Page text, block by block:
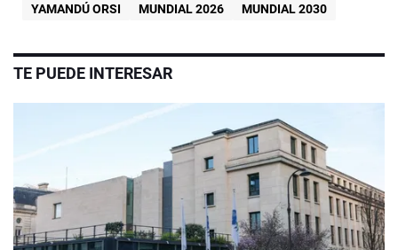
YAMANDÚ ORSI
MUNDIAL 2026 MUNDIAL 2030
TE PUEDE INTERESAR